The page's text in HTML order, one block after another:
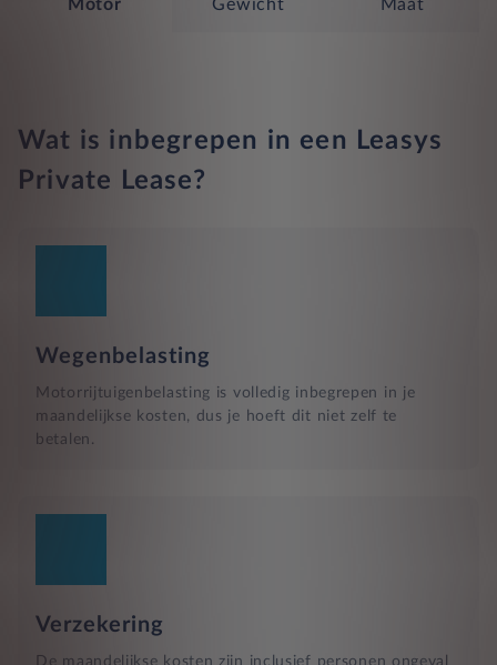
Motor Gewicht Maat
Wat is inbegrepen in een Leasys
Private Lease?
Wegenbelasting
Motorrijtuigenbelasting is volledig inbegrepen in je
maandelijkse kosten, dus je hoeft dit niet zelf te
betalen.
Verzekering
De maandelijkse kosten zijn inclusief personen ongeval